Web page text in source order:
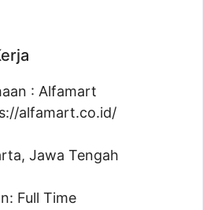
: Alfamart
alfamart.co.id/
Jawa Tengah
Full Time